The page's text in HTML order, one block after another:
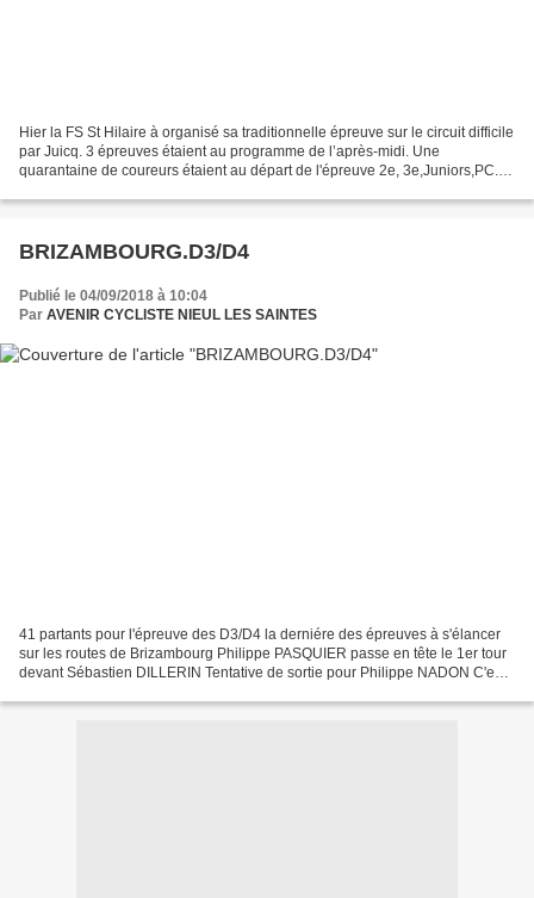
Hier la FS St Hilaire à organisé sa traditionnelle épreuve sur le circuit difficile
par Juicq. 3 épreuves étaient au programme de l’après-midi. Une
quarantaine de coureurs étaient au départ de l'épreuve 2e, 3e,Juniors,PC.
BRIZAMBOURG.D3/D4
Publié le 04/09/2018 à 10:04
Par AVENIR CYCLISTE NIEUL LES SAINTES
41 partants pour l'épreuve des D3/D4 la derniére des épreuves à s'élancer
sur les routes de Brizambourg Philippe PASQUIER passe en tête le 1er tour
devant Sébastien DILLERIN Tentative de sortie pour Philippe NADON C'est